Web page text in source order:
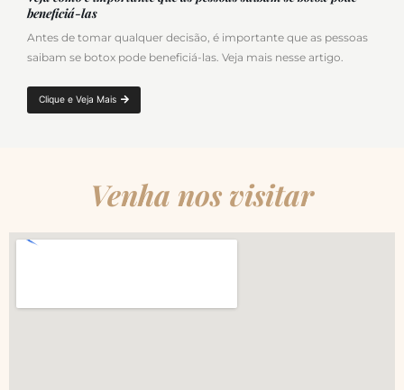
beneficiá-las
Antes de tomar qualquer decisão, é importante que as pessoas
saibam se botox pode beneficiá-las. Veja mais nesse artigo.
Clique e Veja Mais
Venha nos visitar